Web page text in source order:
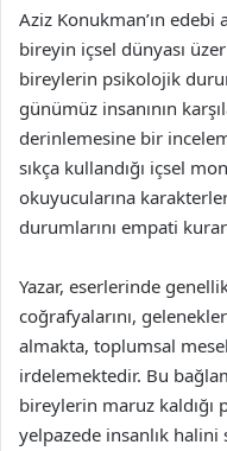
Aziz Konukman’ın edebi
bireyin içsel dünyası
bireylerin psikolojik
günümüz insanının
derinlemesine bir
sıkça kullandığı içsel
okuyucularına
durumlarını empati
Yazar, eserlerinde
coğrafyalarını,
almakta, toplumsal
irdelemektedir. Bu
bireylerin maruz kaldığı
yelpazede insanlık halini